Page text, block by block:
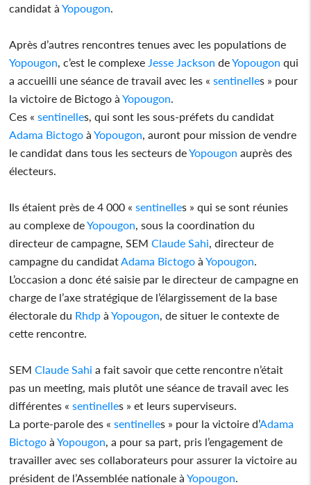
candidat àYopougon
Après d’autres rencontres tenues avec les populations de
Yopougon , c’est le complexe Jesse Jackson deYopougon qui
a accueilli une séance de travail avec les «sentinelles » pour
la victoire de Bictogo àYopougon
Ces «sentinelles, qui sont les sous-préfets du candidat
Adama Bictogo àYopougon , auront pour mission de vendre
le candidat dans tous les secteurs deYopougon auprès des
électeurs.
Ils étaient près de 4 000 «sentinelles » qui se sont réunies
au complexe deYopougon , sous la coordination du
directeur de campagne, SEMClaude Sahi , directeur de
campagne du candidat Adama Bictogo àYopougon
L’occasion a donc été saisie par le directeur de campagne en
charge de l’axe stratégique de l’élargissement de la base
électorale du Rhdp àYopougon , de situer le contexte de
cette rencontre.
SEMClaude Sahi a fait savoir que cette rencontre n’était
pas un meeting, mais plutôt une séance de travail avec les
différentes «sentinelles » et leurs superviseurs.
La porte-parole des «sentinelles » pour la victoire d’Adama
Bictogo àYopougon , a pour sa part, pris l’engagement de
travailler avec ses collaborateurs pour assurer la victoire au
président de l’Assemblée nationale àYopougon